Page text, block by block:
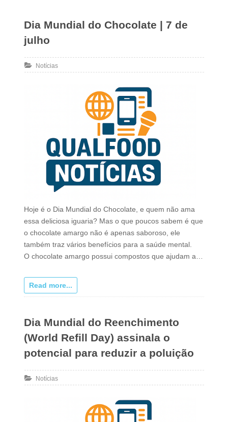
Dia Mundial do Chocolate | 7 de
julho
Notícias
Hoje é o Dia Mundial do Chocolate, e quem não ama
essa deliciosa iguaria? Mas o que poucos sabem é que
o chocolate amargo não é apenas saboroso, ele
também traz vários benefícios para a saúde mental.
O chocolate amargo possui compostos que ajudam a…
Read more...
Dia Mundial do Reenchimento
(World Refill Day) assinala o
potencial para reduzir a poluição
Notícias